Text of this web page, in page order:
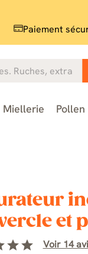
Paiement
Miellerie Pollen
et
starstar Voir 14